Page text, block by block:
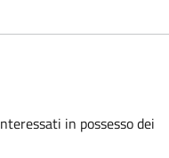
in possesso dei